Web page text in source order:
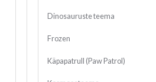
Dinosauruste teema
Frozen
Käpapatrull (Paw Patrol)